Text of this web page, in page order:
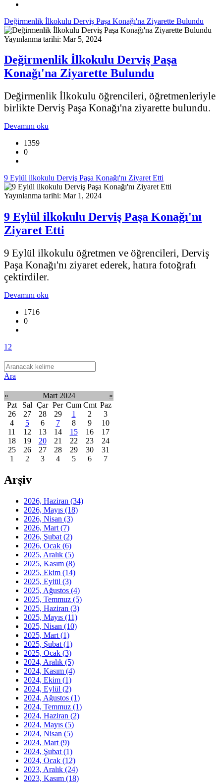
Değirmenlik İlkokulu Derviş Paşa Konağı'na Ziyarette Bulundu
Yayınlanma tarihi: Mar 5, 2024
Değirmenlik İlkokulu Derviş Paşa
Konağı'na Ziyarette Bulundu
Değirmenlik İlkokulu öğrencileri, öğretmenleriyle
birlikte Derviş Paşa Konağı'na ziyarette bulundu.
Devamını oku
1359
0
9 Eylül ilkokulu Derviş Paşa Konağı'nı Ziyaret Etti
Yayınlanma tarihi: Mar 1, 2024
9 Eylül ilkokulu Derviş Paşa Konağı'nı
Ziyaret Etti
9 Eylül ilkokulu öğretmen ve öğrencileri, Derviş
Paşa Konağı'nı ziyaret ederek, hatıra fotoğrafı
çektirdiler.
Devamını oku
1716
0
1 2
Ara
« Mart 2024
»
Pzt
Sal Çar Per Cum Cmt Paz
26
27 28 29 1 2
3
4
5 6 7 8 9
10
11
12 13 14 15 16
17
18
19 20 21 22 23
24
25
26 27 28 29 30
31
1
2 3 4 5 6 7
Arşiv
2026, Haziran (34)
2026, Mayıs (18)
2026, Nisan (3)
2026, Mart (7)
2026, Şubat (2)
2026, Ocak (6)
2025, Aralık (5)
2025, Kasım (8)
2025, Ekim (14)
2025, Eylül (3)
2025, Ağustos (4)
2025, Temmuz (5)
2025, Haziran (3)
2025, Mayıs (11)
2025, Nisan (10)
2025, Mart (1)
2025, Şubat (1)
2025, Ocak (3)
2024, Aralık (5)
2024, Kasım (4)
2024, Ekim (1)
2024, Eylül (2)
2024, Ağustos (1)
2024, Temmuz (1)
2024, Haziran (2)
2024, Mayıs (5)
2024, Nisan (5)
2024, Mart (9)
2024, Şubat (1)
2024, Ocak (12)
2023, Aralık (24)
2023, Kasım (18)